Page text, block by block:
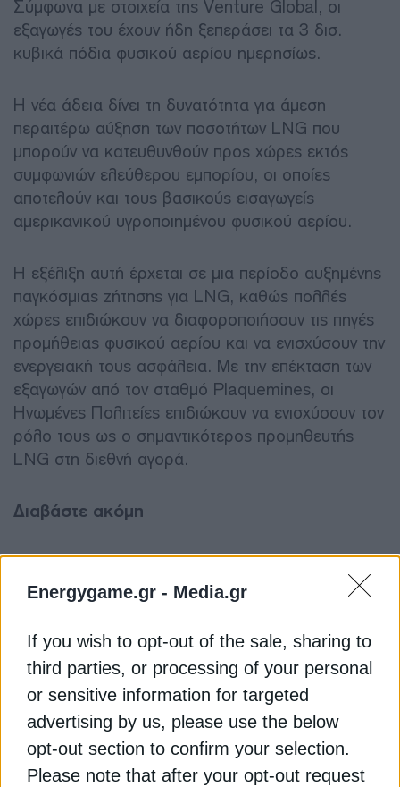
Energygame.gr - Media.gr
If you wish to opt-out of the sale, sharing to
third parties, or processing of your personal
or sensitive information for targeted
advertising by us, please use the below
opt-out section to confirm your selection.
Please note that after your opt-out request
Σύμφωνα με στοιχεία της Venture Global, οι
εξαγωγές του έχουν ήδη ξεπεράσει τα 3 δισ.
κυβικά πόδια φυσικού αερίου ημερησίως.
Η νέα άδεια δίνει τη δυνατότητα για άμεση
περαιτέρω αύξηση των ποσοτήτων LNG που
μπορούν να κατευθυνθούν προς χώρες εκτός
συμφωνιών ελεύθερου εμπορίου, οι οποίες
αποτελούν και τους βασικούς εισαγωγείς
αμερικανικού υγροποιημένου φυσικού αερίου.
Η εξέλιξη αυτή έρχεται σε μια περίοδο αυξημένης
παγκόσμιας ζήτησης για LNG, καθώς πολλές
χώρες επιδιώκουν να διαφοροποιήσουν τις πηγές
προμήθειας φυσικού αερίου και να ενισχύσουν την
ενεργειακή τους ασφάλεια. Με την επέκταση των
εξαγωγών από τον σταθμό Plaquemines, οι
Ηνωμένες Πολιτείες επιδιώκουν να ενισχύσουν τον
ρόλο τους ως ο σημαντικότερος προμηθευτής
LNG στη διεθνή αγορά.
Διαβάστε ακόμη
Venture Global: Έλαβε FID για τη δεύτερη φάση
μεγάλου έργου LNG
Κάθετος Διάδρομος: Πυρετός επαφών για τα
επόμενα βήματα
Η Ασία τραβάει όλο και περισσότερα φορτία LNG
μακριά από την Ευρώπη
LNG VENTURE GLOBAL ΗΠΑ ΚΡΙΣ ΡΑΙΤ